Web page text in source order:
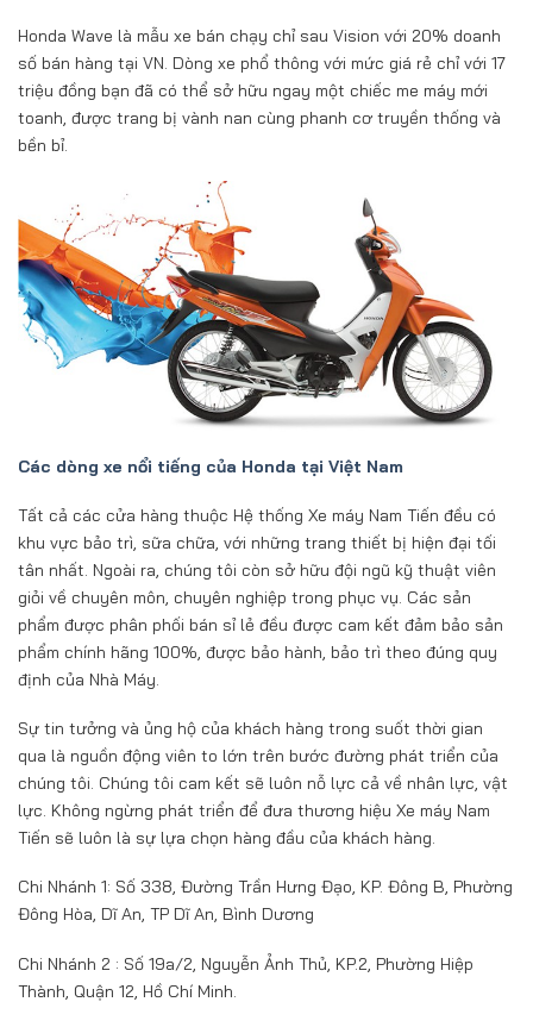
Honda Wave là mẫu xe bán chạy chỉ sau Vision với 20% doanh
số bán hàng tại VN. Dòng xe phổ thông với mức giá rẻ chỉ với 17
triệu đồng bạn đã có thể sở hữu ngay một chiếc me máy mới
toanh, được trang bị vành nan cùng phanh cơ truyền thống và
bền bỉ.
Các dòng xe nổi tiếng của Honda tại Việt Nam
Tất cả các cửa hàng thuộc Hệ thống Xe máy Nam Tiến đều có
khu vực bảo trì, sữa chữa, với những trang thiết bị hiện đại tối
tân nhất. Ngoài ra, chúng tôi còn sở hữu đội ngũ kỹ thuật viên
giỏi về chuyên môn, chuyên nghiệp trong phục vụ. Các sản
phẩm được phân phối bán sỉ lẻ đều được cam kết đảm bảo sản
phẩm chính hãng 100%, được bảo hành, bảo trì theo đúng quy
định của Nhà Máy.
Sự tin tưởng và ủng hộ của khách hàng trong suốt thời gian
qua là nguồn động viên to lớn trên bước đường phát triển của
chúng tôi. Chúng tôi cam kết sẽ luôn nỗ lực cả về nhân lực, vật
lực. Không ngừng phát triển để đưa thương hiệu Xe máy Nam
Tiến sẽ luôn là sự lựa chọn hàng đầu của khách hàng.
Chi Nhánh 1: Số 338, Đường Trần Hưng Đạo, KP. Đông B, Phường
Đông Hòa, Dĩ An, TP Dĩ An, Bình Dương
Chi Nhánh 2 : Số 19a/2, Nguyễn Ảnh Thủ, KP.2, Phường Hiệp
Thành, Quận 12, Hồ Chí Minh.